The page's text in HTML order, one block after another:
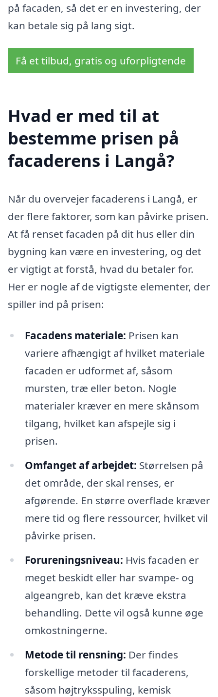
på facaden, så det er en investering, der
kan betale sig på lang sigt.
Få et tilbud, gratis og uforpligtende
Hvad er med til at
bestemme prisen på
facaderens i Langå?
Når du overvejer facaderens i Langå, er
der flere faktorer, som kan påvirke prisen.
At få renset facaden på dit hus eller din
bygning kan være en investering, og det
er vigtigt at forstå, hvad du betaler for.
Her er nogle af de vigtigste elementer, der
spiller ind på prisen:
Facadens materiale: Prisen kan
variere afhængigt af hvilket materiale
facaden er udformet af, såsom
mursten, træ eller beton. Nogle
materialer kræver en mere skånsom
tilgang, hvilket kan afspejle sig i
prisen.
Omfanget af arbejdet: Størrelsen på
det område, der skal renses, er
afgørende. En større overflade kræver
mere tid og flere ressourcer, hvilket vil
påvirke prisen.
Forureningsniveau: Hvis facaden er
meget beskidt eller har svampe- og
algeangreb, kan det kræve ekstra
behandling. Dette vil også kunne øge
omkostningerne.
Metode til rensning: Der findes
forskellige metoder til facaderens,
såsom højtryksspuling, kemisk